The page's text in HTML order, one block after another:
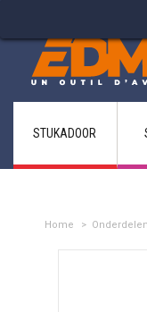
STUKADOOR
Home > Onderdelen